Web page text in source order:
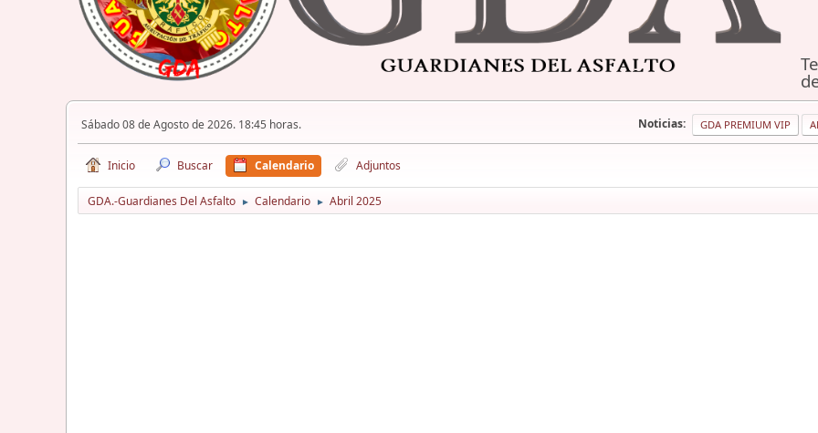
Sábado 08 de Agosto de 2026. 18:45 horas. Noticias: GDA PREMIUM VIP
Inicio Buscar Calendario Adjuntos
GDA.-Guardianes Del Asfalto ► Calendario ► Abril 2025